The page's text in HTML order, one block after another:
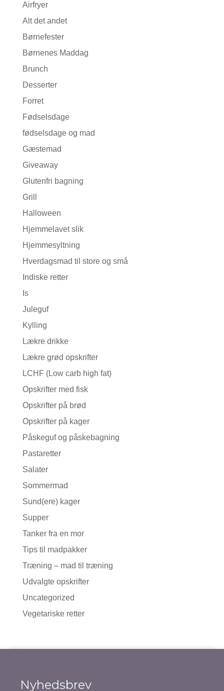
Airfryer
Alt det andet
Børnefester
Børnenes Maddag
Brunch
Desserter
Forret
Fødselsdage
fødselsdage og mad
Gæstemad
Giveaway
Glutenfri bagning
Grill
Halloween
Hjemmelavet slik
Hjemmesyltning
Hverdagsmad til store og små
Indiske retter
Is
Juleguf
Kylling
Lækre drikke
Lækre grød opskrifter
LCHF (Low carb high fat)
Opskrifter med fisk
Opskrifter på brød
Opskrifter på kager
Påskeguf og påskebagning
Pastaretter
Salater
Sommermad
Sund(ere) kager
Supper
Tanker fra en mor
Tips til madpakker
Træning – mad til træning
Udvalgte opskrifter
Uncategorized
Vegetariske retter
Nyhedsbrev